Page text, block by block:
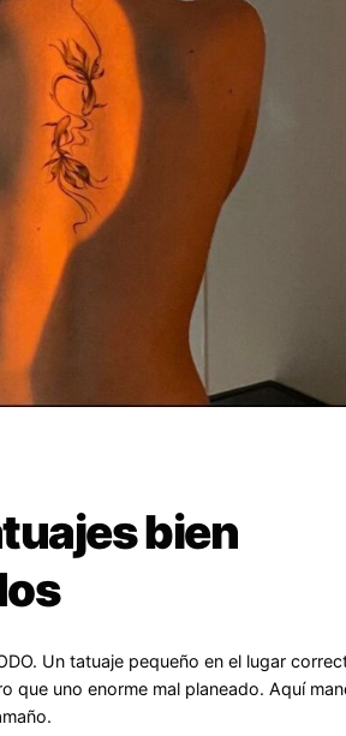
bien
Un tatuaje pequeño en el lugar
que uno enorme mal planeado. Aquí